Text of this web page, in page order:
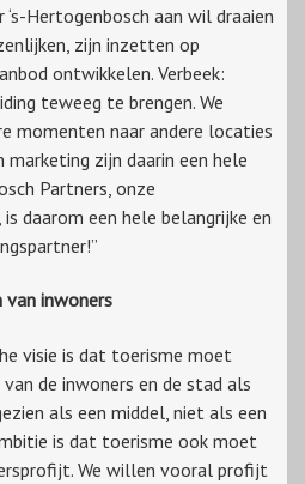
Hertogenbosch aan wil draaien
zijn inzetten op
ontwikkelen. Verbeek:
teweeg te brengen. We
momenten naar andere locaties
marketing zijn daarin een hele
Partners, onze
daarom een hele belangrijke en
van inwoners
visie is dat toerisme moet
de inwoners en de stad als
als een middel, niet als een
is dat toerisme ook moet
We willen vooral profijt